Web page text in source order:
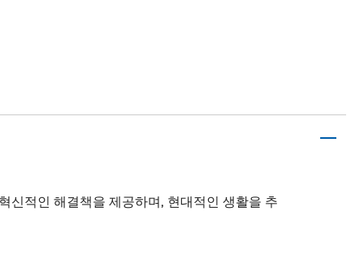
신적인 해결책을 제공하며, 현대적인 생활을 추